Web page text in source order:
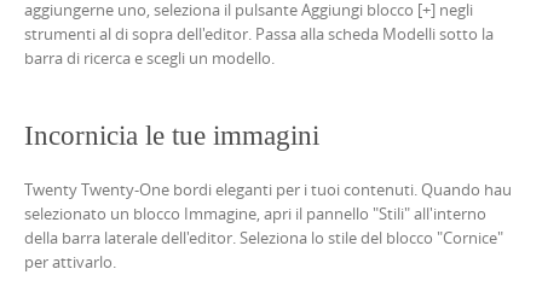
aggiungerne uno, seleziona il pulsante Aggiungi blocco [+] negli
strumenti al di sopra dell'editor. Passa alla scheda Modelli sotto la
barra di ricerca e scegli un modello.
Incornicia le tue immagini
Twenty Twenty-One bordi eleganti per i tuoi contenuti. Quando hau
selezionato un blocco Immagine, apri il pannello "Stili" all'interno
della barra laterale dell'editor. Seleziona lo stile del blocco "Cornice"
per attivarlo.